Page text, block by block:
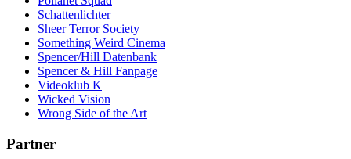
Schattenlichter
Sheer Terror Society
Something Weird Cinema
Spencer/Hill Datenbank
Spencer & Hill Fanpage
Videoklub K
Wicked Vision
Wrong Side of the Art
Partner